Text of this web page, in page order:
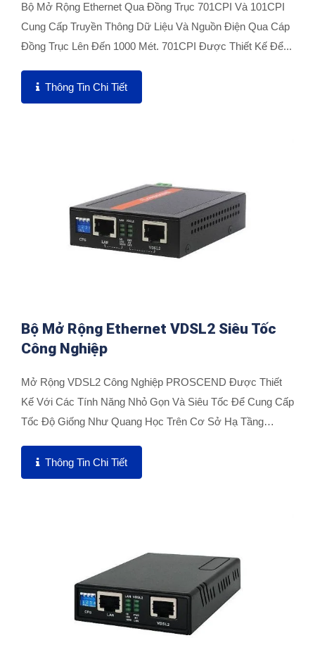
Bộ Mở Rộng Ethernet Qua Đồng Trục 701CPI Và 101CPI
Cung Cấp Truyền Thông Dữ Liệu Và Nguồn Điện Qua Cáp
Đồng Trục Lên Đến 1000 Mét. 701CPI Được Thiết Kế Để...
Thông Tin Chi Tiết
Bộ Mở Rộng Ethernet VDSL2 Siêu Tốc
Công Nghiệp
Mở Rộng VDSL2 Công Nghiệp PROSCEND Được Thiết
Kế Với Các Tính Năng Nhỏ Gọn Và Siêu Tốc Để Cung Cấp
Tốc Độ Giống Như Quang Học Trên Cơ Sở Hạ Tầng
Thông Tin Chi Tiết